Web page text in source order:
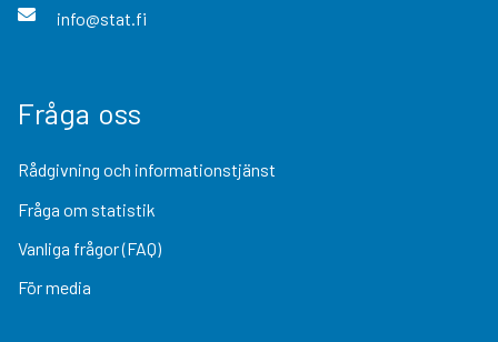
info@stat.fi
Fråga oss
Rådgivning och informationstjänst
Fråga om statistik
Vanliga frågor (FAQ)
För media